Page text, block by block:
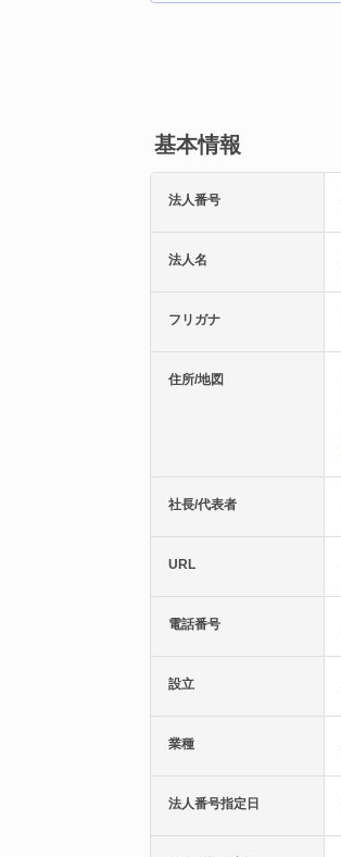
基本情報
法人番号
法人名
フリガナ
住所/地図
社長/代表者
URL
電話番号
設立
業種
法人番号指定日